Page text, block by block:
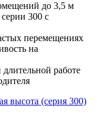
до 3,5 м
300 с
перемещениях
на
работе
высота (серия 300)